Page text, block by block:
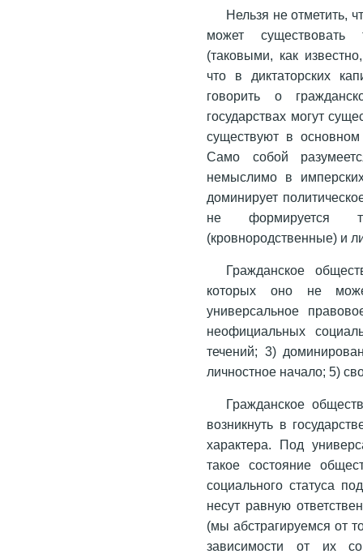
Нельзя не отметить,
может существовать
(таковыми, как
что в диктаторских
говорить о
государствах могут
существуют в
Само собой
немыслимо в
доминирует
не формируется
(кровнородственные) и
Гражданское
которых оно не
универсальное
неофициальных
течений; 3)
личностное начало; 5)
Гражданское
возникнуть в
характера. Под
такое состояние
социального статуса
несут равную
(мы абстрагируемся от
зависимости от их